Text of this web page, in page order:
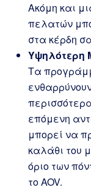
Ακόμη και
πελατών
στα κέρδη
Υψηλότερη
Τα
επόμενη
μπορεί να
καλάθι του
όριο των
το AOV.